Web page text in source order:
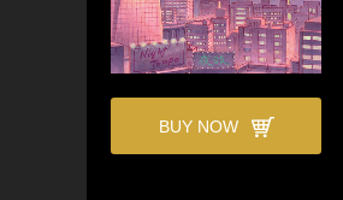
BUY NOW